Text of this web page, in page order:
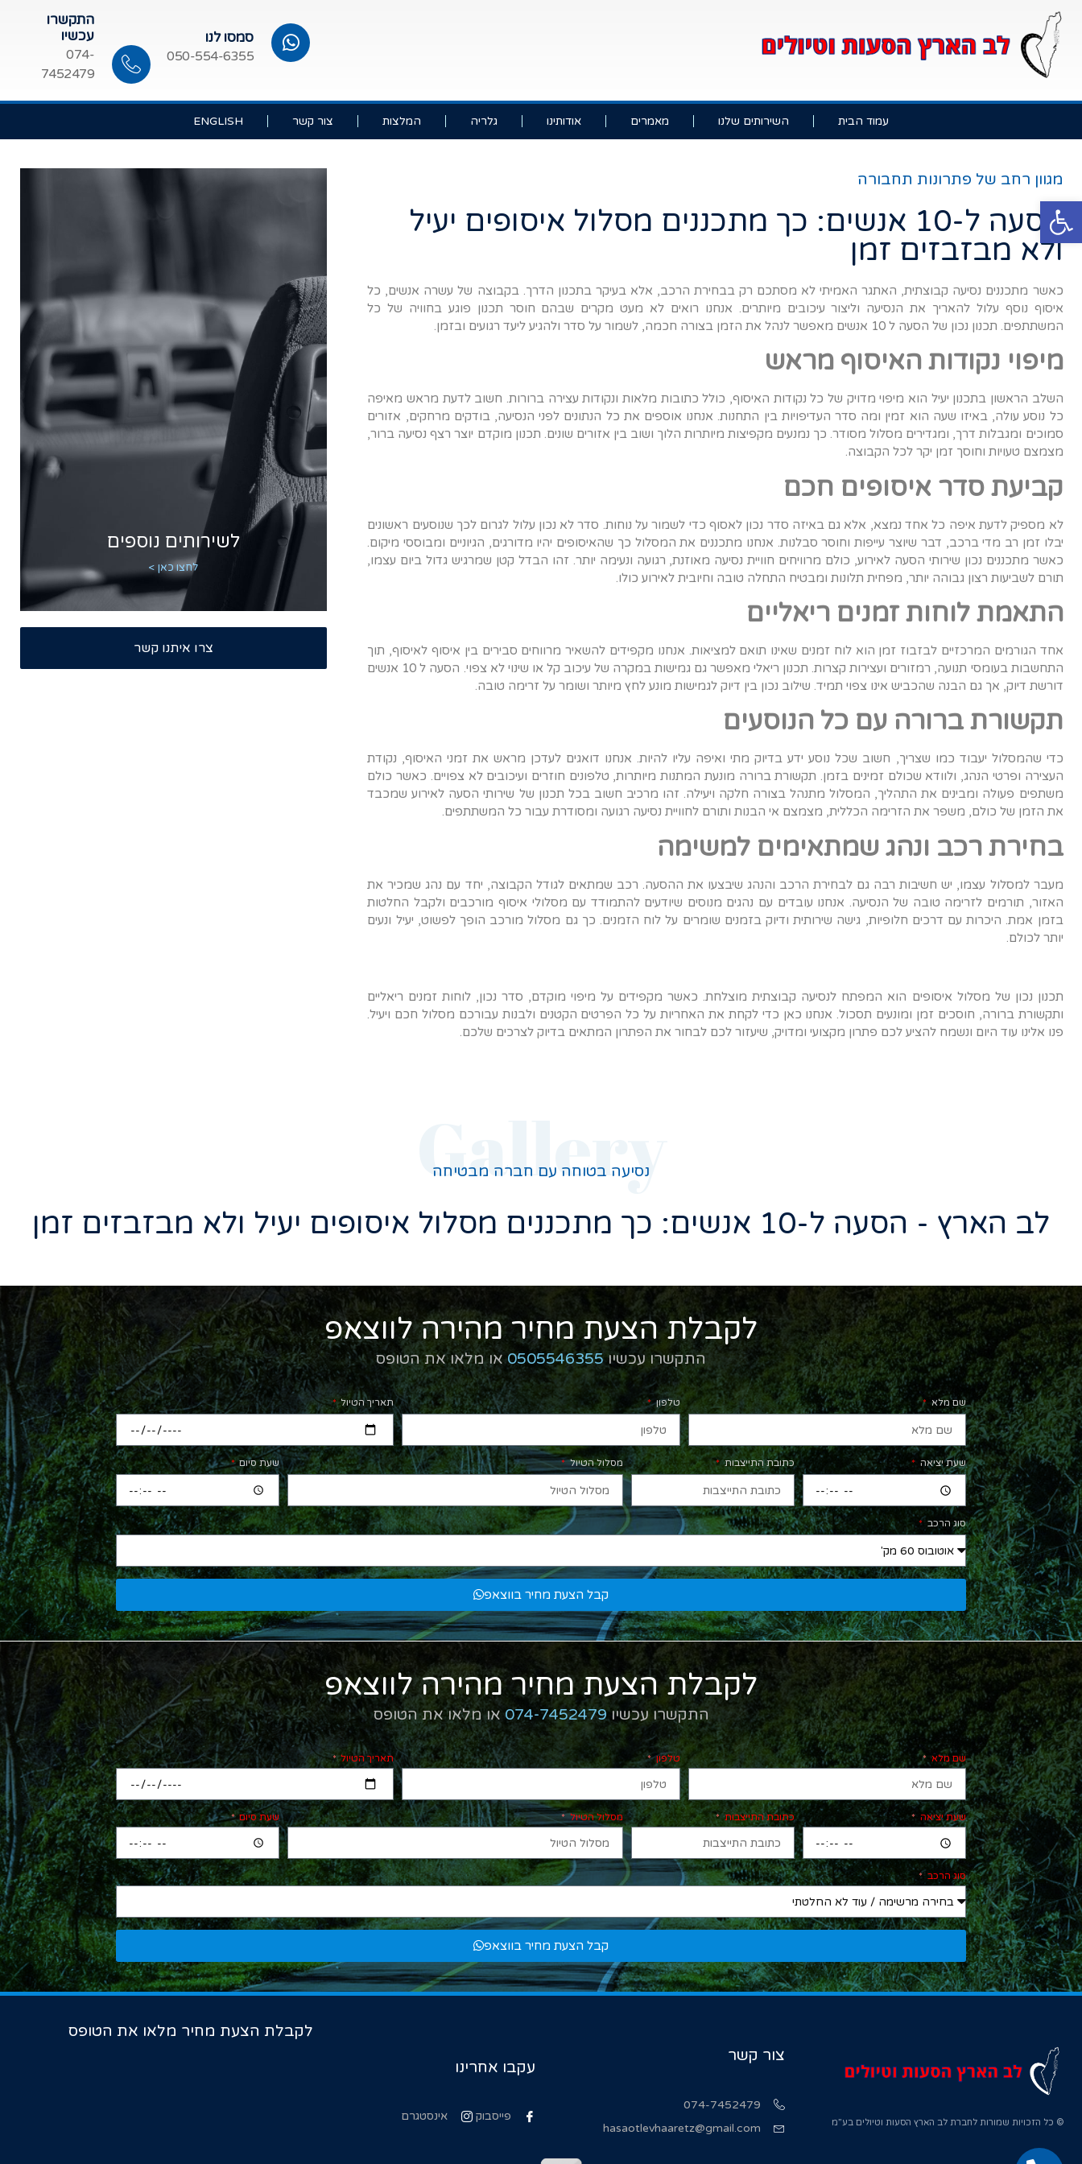
סמסו לנו
050-554-6355
התקשרו
עכשיו
074-
7452479
עמוד הבית השירותים שלנו מאמרים אודותינו גלריה המלצות צור קשר ENGLISH
מגוון רחב של פתרונות תחבורה
הסעה ל-10 אנשים: כך מתכננים מסלול איסופים יעיל
ולא מבזבזים זמן
כאשר מתכננים נסיעה קבוצתית, האתגר האמיתי לא מסתכם רק בבחירת הרכב, אלא בעיקר בתכנון הדרך. בקבוצה של עשרה אנשים, כל
איסוף נוסף עלול להאריך את הנסיעה וליצור עיכובים מיותרים. אנחנו רואים לא מעט מקרים שבהם חוסר תכנון פוגע בחוויה של כל
המשתתפים. תכנון נכון של הסעה ל 10 אנשים מאפשר לנהל את הזמן בצורה חכמה, לשמור על סדר ולהגיע ליעד רגועים ובזמן
.
מיפוי נקודות האיסוף מראש
השלב הראשון בתכנון יעיל הוא מיפוי מדויק של כל נקודות האיסוף, כולל כתובות מלאות ונקודות עצירה ברורות. חשוב לדעת מראש מאיפה
כל נוסע עולה, באיזו שעה הוא זמין ומה סדר העדיפויות בין התחנות. אנחנו אוספים את כל הנתונים לפני הנסיעה, בודקים מרחקים, אזורים
סמוכים ומגבלות דרך, ומגדירים מסלול מסודר. כך נמנעים מקפיצות מיותרות הלוך ושוב בין אזורים שונים. תכנון מוקדם יוצר רצף נסיעה ברור,
מצמצם טעויות וחוסך זמן יקר לכל הקבוצה.
קביעת סדר איסופים חכם
לא מספיק לדעת איפה כל אחד נמצא, אלא גם באיזה סדר נכון לאסוף כדי לשמור על נוחות. סדר לא נכון עלול לגרום לכך שנוסעים ראשונים
יבלו זמן רב מדי ברכב, דבר שיוצר עייפות וחוסר סבלנות. אנחנו מתכננים את המסלול כך שהאיסופים יהיו מדורגים, הגיוניים ומבוססי מיקום.
כאשר מתכננים נכון שירותי הסעה לאירוע, כולם מרוויחים חוויית נסיעה מאוזנת, רגועה ונעימה יותר. זהו הבדל קטן שמרגיש גדול ביום עצמו,
תורם לשביעות רצון גבוהה יותר, מפחית תלונות ומבטיח התחלה טובה וחיובית לאירוע כולו.
התאמת לוחות זמנים ריאליים
אחד הגורמים המרכזיים לבזבוז זמן הוא לוח זמנים שאינו תואם למציאות. אנחנו מקפידים להשאיר מרווחים סבירים בין איסוף לאיסוף, תוך
התחשבות בעומסי תנועה, רמזורים ועצירות קצרות. תכנון ריאלי מאפשר גם גמישות במקרה של עיכוב קל או שינוי לא צפוי. הסעה ל 10 אנשים
דורשת דיוק, אך גם הבנה שהכביש אינו צפוי תמיד. שילוב נכון בין דיוק לגמישות מונע לחץ מיותר ושומר על זרימה טובה.
תקשורת ברורה עם כל הנוסעים
כדי שהמסלול יעבוד כמו שצריך, חשוב שכל נוסע ידע בדיוק מתי ואיפה עליו להיות. אנחנו דואגים לעדכן מראש את זמני האיסוף, נקודת
העצירה ופרטי הנהג, ולוודא שכולם זמינים בזמן. תקשורת ברורה מונעת המתנות מיותרות, טלפונים חוזרים ועיכובים לא צפויים. כאשר כולם
משתפים פעולה ומבינים את התהליך, המסלול מתנהל בצורה חלקה ויעילה. זהו מרכיב חשוב בכל תכנון של שירותי הסעה לאירוע שמכבד
את הזמן של כולם, משפר את הזרימה הכללית, מצמצם אי הבנות ותורם לחוויית נסיעה רגועה ומסודרת עבור כל המשתתפים.
בחירת רכב ונהג שמתאימים למשימה
מעבר למסלול עצמו, יש חשיבות רבה גם לבחירת הרכב והנהג שיבצעו את ההסעה. רכב שמתאים לגודל הקבוצה, יחד עם נהג שמכיר את
האזור, תורמים לזרימה טובה של הנסיעה. אנחנו עובדים עם נהגים מנוסים שיודעים להתמודד עם מסלולי איסוף מורכבים ולקבל החלטות
בזמן אמת. היכרות עם דרכים חלופיות, גישה שירותית ודיוק בזמנים שומרים על לוח הזמנים. כך גם מסלול מורכב הופך לפשוט, יעיל ונעים
יותר לכולם.
תכנון נכון של מסלול איסופים הוא המפתח לנסיעה קבוצתית מוצלחת. כאשר מקפידים על מיפוי מוקדם, סדר נכון, לוחות זמנים ריאליים
ותקשורת ברורה, חוסכים זמן ומונעים תסכול. אנחנו כאן כדי לקחת את האחריות על כל הפרטים הקטנים ולבנות עבורכם מסלול חכם ויעיל.
פנו אלינו עוד היום ונשמח להציע לכם פתרון מקצועי ומדויק, שיעזור לכם לבחור את הפתרון המתאים בדיוק לצרכים שלכם.
לשירותים נוספים
לחצו כאן >
צרו איתנו קשר
Gallery
נסיעה בטוחה עם חברה מבטיחה
לב הארץ - הסעה ל-10 אנשים: כך מתכננים מסלול איסופים יעיל ולא מבזבזים זמן
לקבלת הצעת מחיר מהירה לווצאפ
התקשרו עכשיו0505546355או מלאו את הטופס
שם מלא טלפון תאריך הטיול
שעת יציאה כתובת התייצבות מסלול הטיול שעת סיום
סוג הרכב
קבל הצעת מחיר בווצאפ
לקבלת הצעת מחיר מהירה לווצאפ
התקשרו עכשיו074-7452479 או מלאו את הטופס
שם מלא טלפון תאריך הטיול
שעת יציאה כתובת התייצבות מסלול הטיול שעת סיום
סוג הרכב
קבל הצעת מחיר בווצאפ
© כל הזכויות שמורות לחברת לב הארץ הסעות וטיולים בע”מ
צור קשר
074-7452479
hasaotlevhaaretz@gmail.com
עקבו אחרינו
פייסבוק אינסטגרם
לקבלת הצעת מחיר מלאו את הטופס
פתח סרגל נגישות